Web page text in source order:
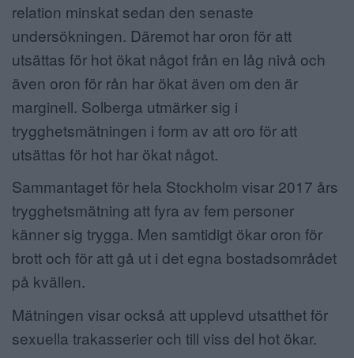
relation minskat sedan den senaste
undersökningen. Däremot har oron för att
utsättas för hot ökat något från en låg nivå och
även oron för rån har ökat även om den är
marginell. Solberga utmärker sig i
trygghetsmätningen i form av att oro för att
utsättas för hot har ökat något.
Sammantaget för hela Stockholm visar 2017 års
trygghetsmätning att fyra av fem personer
känner sig trygga. Men samtidigt ökar oron för
brott och för att gå ut i det egna bostadsområdet
på kvällen.
Mätningen visar också att upplevd utsatthet för
sexuella trakasserier och till viss del hot ökar.